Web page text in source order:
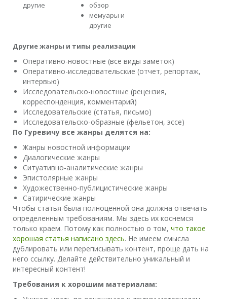
другие
обзор
мемуары и
другие
Другие жанры и типы реализации
Оперативно-новостные (все виды заметок)
Оперативно-исследовательские (отчет, репортаж,
интервью)
Исследовательско-новостные (рецензия,
корреспонденция, комментарий)
Исследовательские (статья, письмо)
Исследовательско-образные (фельетон, эссе)
По Гуревичу все жанры делятся на:
Жанры новостной информации
Диалогические жанры
Ситуативно-аналитические жанры
Эпистолярные жанры
Художественно-публицистические жанры
Сатирические жанры
Чтобы статья была полноценной она должна отвечать
определенным требованиям. Мы здесь их коснемся
только краем. Потому как полностью о том, что такое
хорошая статья написано здесь. Не имеем смысла
дублировать или переписывать контент, проще дать на
него ссылку. Делайте действительно уникальный и
интересный контент!
Требования к хорошим материалам: